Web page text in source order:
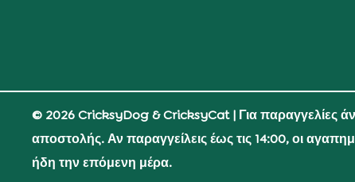
© 2026 CricksyDog & CricksyCat| Για παραγγελίες
αποστολής. Αν παραγγείλεις έως τις 14:00, οι
ήδη την επόμενη μέρα.